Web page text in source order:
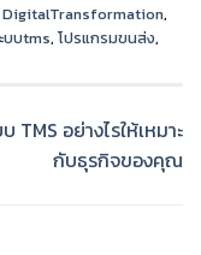
DigitalTransformation,
บบtms, โปรแกรมขนส่ง,
TMS อย่างไรให้เหมาะ
กับธุรกิจของคุณ